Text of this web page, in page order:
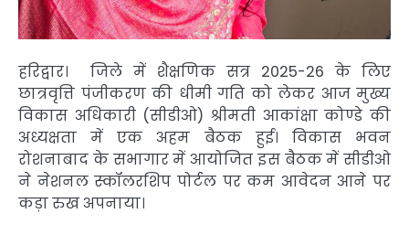
हरिद्वार। जिले में शैक्षणिक सत्र 2025-26 के लिए
छात्रवृत्ति पंजीकरण की धीमी गति को लेकर आज मुख्य
विकास अधिकारी (सीडीओ) श्रीमती आकांक्षा कोण्डे की
अध्यक्षता में एक अहम बैठक हुई। विकास भवन
रोशनाबाद के सभागार में आयोजित इस बैठक में सीडीओ
ने नेशनल स्कॉलरशिप पोर्टल पर कम आवेदन आने पर
कड़ा रुख अपनाया।